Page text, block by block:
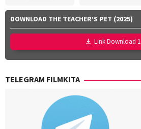
Mutia
Effendi,
Nurul
Ravika
Farras
Zaky,
Utari
Nofita
DOWNLOAD THE TEACHER’S PET (2025)
Link Download 1
TELEGRAM FILMKITA